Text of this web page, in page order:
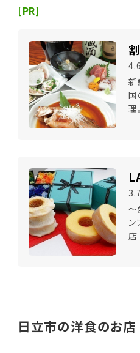
[PR]
4.6
新
国
理。
3.7
～
ン
店
日立市の洋食のお店